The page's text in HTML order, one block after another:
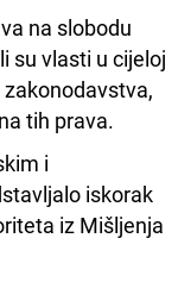
na slobodu
su vlasti u cijeloj
tih prava.
i
iskorak
iz Mišljenja